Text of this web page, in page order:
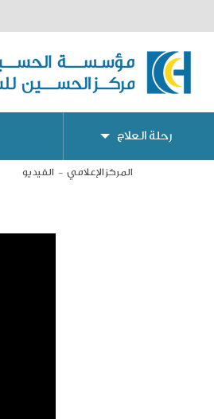
رحلة العلاج
المركز الإعلامي الفيديو